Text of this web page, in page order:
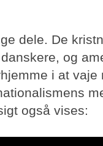
dele. De
og
i at
også vises: